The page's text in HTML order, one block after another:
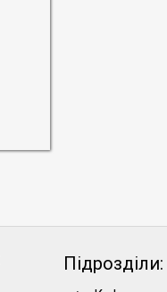
Підрозділи: